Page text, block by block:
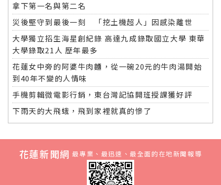
拿下第一名與第二名
災後堅守到最後一刻 「挖土機超人」因感染離世
大學獨立招生海星創紀錄 高達九成錄取國立大學 東華
大學錄取21人 歷年最多
花蓮女中旁的阿婆牛肉麵，從一碗20元的牛肉湯開始
到40年不變的人情味
手機剪輯微電影行銷，東台灣記協開班授課獲好評
下雨天的大飛蛾，飛到家裡就真的慘了
花蓮新聞網 最專業、最迅速、最全面的在地新聞報導